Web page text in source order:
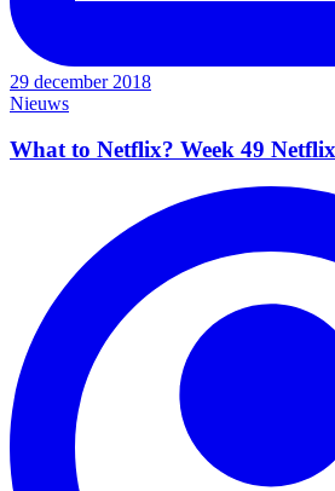
29 december 2018
Nieuws
What to Netflix? Week 49